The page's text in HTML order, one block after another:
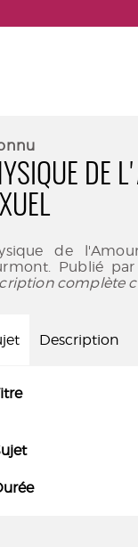
DE
de
Publié
complète
Description